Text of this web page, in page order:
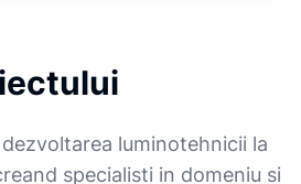
luminotehnicii la
specialisti in domeniu si